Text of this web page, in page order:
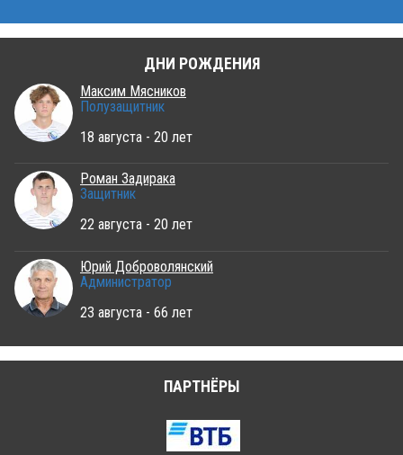
ДНИ РОЖДЕНИЯ
Максим Мясников
Полузащитник
18 августа - 20 лет
Роман Задирака
Защитник
22 августа - 20 лет
Юрий Доброволянский
Администратор
23 августа - 66 лет
ПАРТНЁРЫ